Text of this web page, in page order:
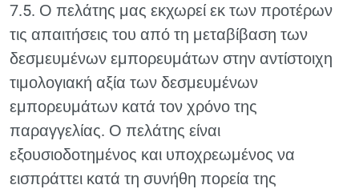
7.5. Ο πελάτης μας εκχωρεί εκ των προτέρων
τις απαιτήσεις του από τη μεταβίβαση των
δεσμευμένων εμπορευμάτων στην αντίστοιχη
τιμολογιακή αξία των δεσμευμένων
εμπορευμάτων κατά τον χρόνο της
παραγγελίας. Ο πελάτης είναι
εξουσιοδοτημένος και υποχρεωμένος να
εισπράττει κατά τη συνήθη πορεία της